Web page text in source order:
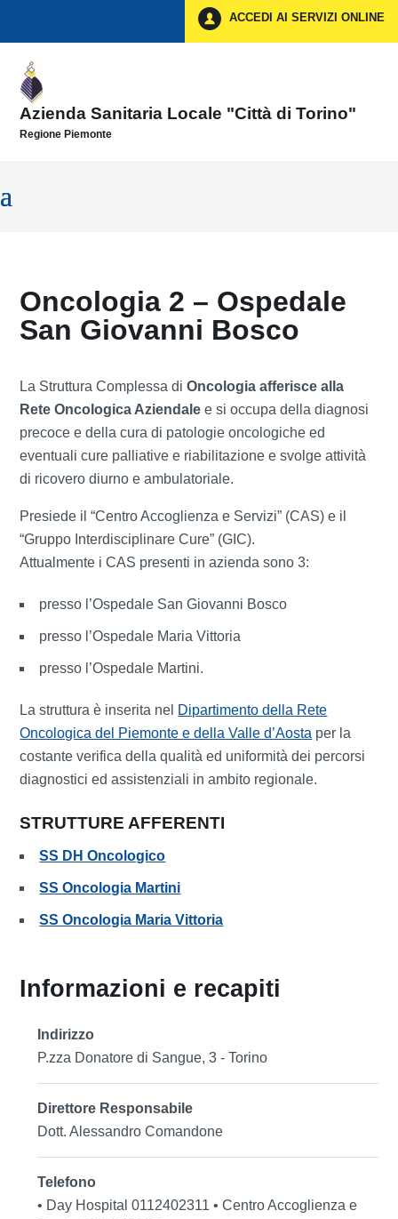
ACCEDI AI SERVIZI ONLINE
Azienda Sanitaria Locale "Città di Torino"
Regione Piemonte
Oncologia 2 – Ospedale
San Giovanni Bosco
La Struttura Complessa diOncologia afferisce alla
Rete Oncologica Aziendale e si occupa della diagnosi
precoce e della cura di patologie oncologiche ed
eventuali cure palliative e riabilitazione e svolge attività
di ricovero diurno e ambulatoriale.
Presiede il “Centro Accoglienza e Servizi” (CAS) e il
“Gruppo Interdisciplinare Cure” (GIC).
Attualmente i CAS presenti in azienda sono 3:
presso l’Ospedale San Giovanni Bosco
presso l’Ospedale Maria Vittoria
presso l’Ospedale Martini.
La struttura è inserita nel Dipartimento della Rete
Oncologica del Piemonte e della Valle d’Aosta per la
costante verifica della qualità ed uniformità dei percorsi
diagnostici ed assistenziali in ambito regionale.
STRUTTURE AFFERENTI
SS DH Oncologico
SS Oncologia Martini
SS Oncologia Maria Vittoria
Informazioni e recapiti
Indirizzo
P.zza Donatore di Sangue, 3 - Torino
Direttore Responsabile
Dott. Alessandro Comandone
Telefono
• Day Hospital 0112402311 • Centro Accoglienza e